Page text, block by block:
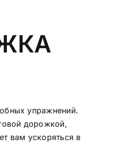
упражнений.
дорожкой,
вам ускоряться в